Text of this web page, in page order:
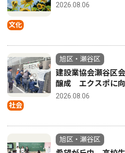
文化
2026.08.06
社会
旭区・瀬谷区
建設業協会瀬谷区
醸成 エクスポに
2026.08.06
旭区・瀬谷区